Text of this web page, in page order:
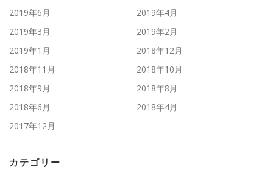
2019年6月
2019年4月
2019年3月
2019年2月
2019年1月
2018年12月
2018年11月
2018年10月
2018年9月
2018年8月
2018年6月
2018年4月
2017年12月
カテゴリー